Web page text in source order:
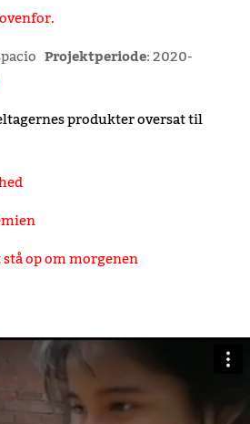
Projektperiode: 2020-
produkter oversat til
op om morgenen